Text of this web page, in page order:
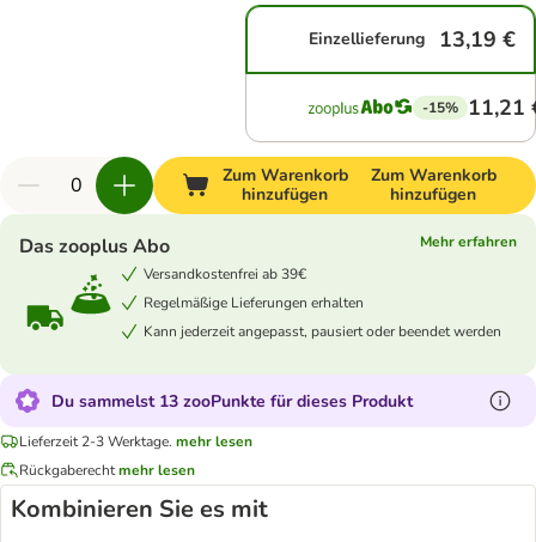
Einzellieferung 13,19 €
-15% 11,21
Zum Warenkorb
hinzufügen
Zum Warenkorb
hinzufügen
Das zooplus Abo
Mehr erfahren
Versandkostenfrei ab 39€
Regelmäßige Lieferungen erhalten
Kann jederzeit angepasst, pausiert oder beendet werden
Du sammelst 13 zooPunkte für dieses Produkt
Lieferzeit 2-3 Werktage. mehr lesen
Rückgaberechtmehr lesen
Kombinieren Sie es mit